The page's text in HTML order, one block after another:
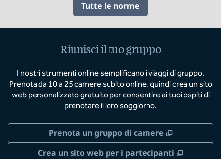
Tutte le norme
Riunisci il tuo gruppo
I nostri strumenti online semplificano i viaggi di gruppo.
Prenota da 10 a 25 camere subito online, quindi crea un sito
web personalizzato gratuito per consentire ai tuoi ospiti di
prenotare il loro soggiorno.
Prenota un gruppo di camere ,
Crea un sito web per i partecipanti
,